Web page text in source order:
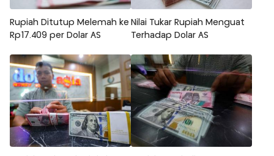
Rupiah Ditutup Melemah ke
Rp17.409 per Dolar AS
Nilai Tukar Rupiah Menguat
Terhadap Dolar AS